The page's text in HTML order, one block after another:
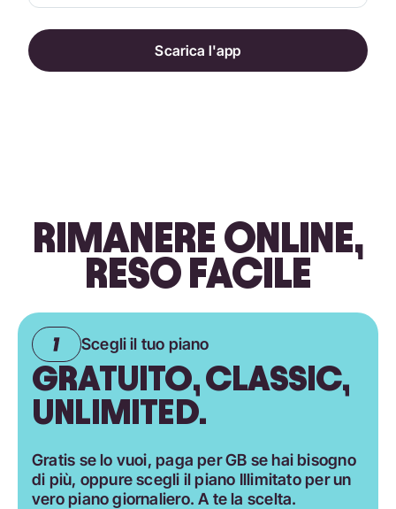
Scarica l'app
RIMANERE ONLINE,
RESO FACILE
Scegli il tuo piano
GRATUITO, CLASSIC,
UNLIMITED.
Gratis se lo vuoi, paga per GB se hai bisogno
di più, oppure scegli il piano Illimitato per un
vero piano giornaliero. A te la scelta.